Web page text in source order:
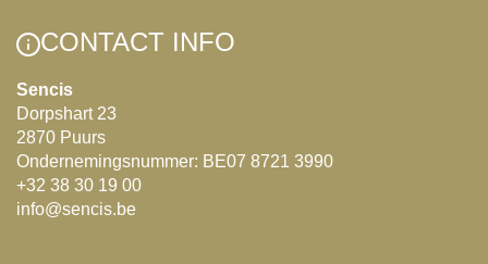
CONTACT INFO
Sencis
Dorpshart 23
2870 Puurs
Ondernemingsnummer: BE07 8721 3990
+32 38 30 19 00
info@sencis.be